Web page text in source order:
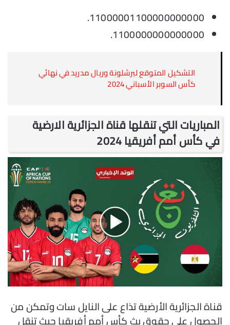
11000001100000000000.
1100000000000000.
التشكيل المتوقع لبرشلونة وريال مدريد في نهائي
كأس السوبر الأسباني 2024
المباريات التي تنقلها قناة الجزائرية الارضية
في كأس أمم أفريقيا 2024
قناة الجزائرية الأرضية تذاع على النايل سات وتمكن من
الحصول على حقوق بث كأس أمم أفريقيا حيث تنقل